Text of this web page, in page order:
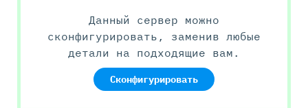
Данный сервер можно
сконфигурировать, заменив любые
детали на подходящие вам.
Сконфигурировать